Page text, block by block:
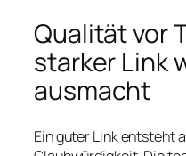
Qualität vor
starker Link
ausmacht
Ein guter Link entsteht